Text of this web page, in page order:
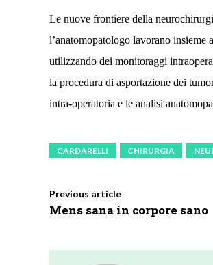
Le nuove frontiere della
l’anatomopatologo lavorano
utilizzando dei monitoraggi
la procedura di asportazione dei
intra-operatoria e le analisi
CARDARELLI CHIRURGIA
Previous article
Mens sana in corpore sano